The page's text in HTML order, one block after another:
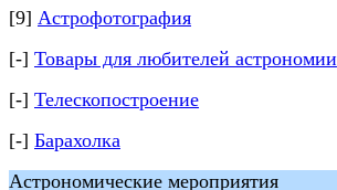
[9] Астрофотография
[-] Товары для любителей астрономии
[-] Телескопостроение
[-] Барахолка
Астрономические мероприятия